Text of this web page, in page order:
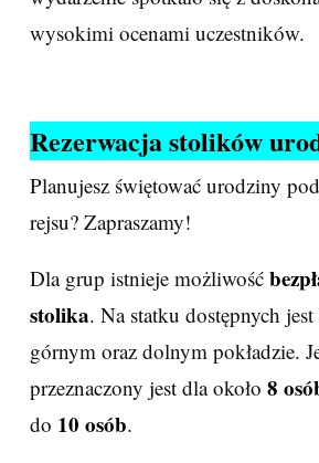
wysokimi ocenami uczestników.
Rezerwacja stolików
Planujesz świętować urodziny
rejsu? Zapraszamy!
Dla grup istnieje możliwość
stolika. Na statku dostępnych
górnym oraz dolnym pokładzie.
przeznaczony jest dla około 8
do 10 osób.